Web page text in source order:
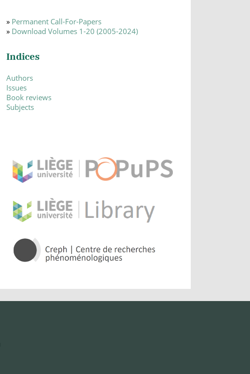
» Permanent Call-For-Papers
» Download Volumes 1-20 (2005-2024)
Indices
Authors
Issues
Book reviews
Subjects